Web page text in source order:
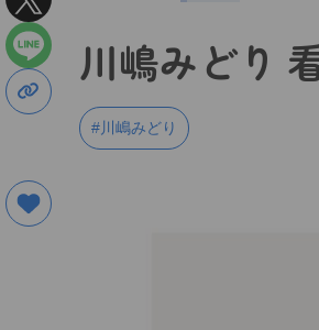
川嶋みどり
#川嶋みどり